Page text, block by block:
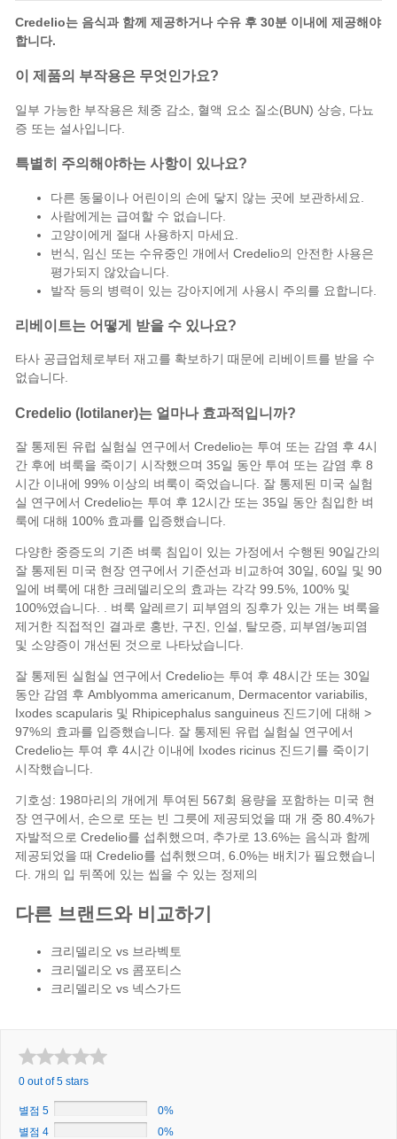
Credelio는 음식과 함께 제공하거나 수유 후 30분 이내에 제공해야
합니다.
이 제품의 부작용은 무엇인가요?
일부 가능한 부작용은 체중 감소, 혈액 요소 질소(BUN) 상승, 다뇨
증 또는 설사입니다.
특별히 주의해야하는 사항이 있나요?
다른 동물이나 어린이의 손에 닿지 않는 곳에 보관하세요.
사람에게는 급여할 수 없습니다.
고양이에게 절대 사용하지 마세요.
번식, 임신 또는 수유중인 개에서 Credelio의 안전한 사용은
평가되지 않았습니다.
발작 등의 병력이 있는 강아지에게 사용시 주의를 요합니다.
리베이트는 어떻게 받을 수 있나요?
타사 공급업체로부터 재고를 확보하기 때문에 리베이트를 받을 수
없습니다.
Credelio (lotilaner)는 얼마나 효과적입니까?
잘 통제된 유럽 실험실 연구에서 Credelio는 투여 또는 감염 후 4시
간 후에 벼룩을 죽이기 시작했으며 35일 동안 투여 또는 감염 후 8
시간 이내에 99% 이상의 벼룩이 죽었습니다. 잘 통제된 미국 실험
실 연구에서 Credelio는 투여 후 12시간 또는 35일 동안 침입한 벼
룩에 대해 100% 효과를 입증했습니다.
다양한 중증도의 기존 벼룩 침입이 있는 가정에서 수행된 90일간의
잘 통제된 미국 현장 연구에서 기준선과 비교하여 30일, 60일 및 90
일에 벼룩에 대한 크레델리오의 효과는 각각 99.5%, 100% 및
100%였습니다. . 벼룩 알레르기 피부염의 징후가 있는 개는 벼룩을
제거한 직접적인 결과로 홍반, 구진, 인설, 탈모증, 피부염/농피염
및 소양증이 개선된 것으로 나타났습니다.
잘 통제된 실험실 연구에서 Credelio는 투여 후 48시간 또는 30일
동안 감염 후 Amblyomma americanum, Dermacentor variabilis,
Ixodes scapularis 및 Rhipicephalus sanguineus 진드기에 대해 >
97%의 효과를 입증했습니다. 잘 통제된 유럽 실험실 연구에서
Credelio는 투여 후 4시간 이내에 Ixodes ricinus 진드기를 죽이기
시작했습니다.
기호성: 198마리의 개에게 투여된 567회 용량을 포함하는 미국 현
장 연구에서, 손으로 또는 빈 그릇에 제공되었을 때 개 중 80.4%가
자발적으로 Credelio를 섭취했으며, 추가로 13.6%는 음식과 함께
제공되었을 때 Credelio를 섭취했으며, 6.0%는 배치가 필요했습니
다. 개의 입 뒤쪽에 있는 씹을 수 있는 정제의
다른 브랜드와 비교하기
크리델리오 vs 브라벡토
크리델리오 vs 콤포티스
크리델리오 vs 넥스가드
0 out of 5 stars
별점 5
0%
별점 4
0%